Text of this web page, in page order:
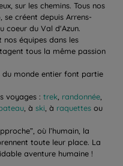
sur les chemins. Tous nos
créent depuis Arrens-
coeur du Val d'Azun.
équipes dans les
tous la même passion
du monde entier font partie
voyages :trek randonnée
, àski , à raquettes ou
où l’humain, la
toute leur place. La
aventure humaine !